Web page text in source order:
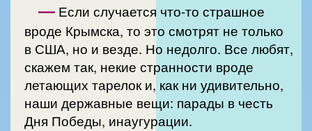
— Если случается что-то страшное
вроде Крымска, то это смотрят не только
в США, но и везде. Но недолго. Все любят,
скажем так, некие странности вроде
летающих тарелок и, как ни удивительно,
наши державные вещи: парады в честь
Дня Победы, инаугурации.